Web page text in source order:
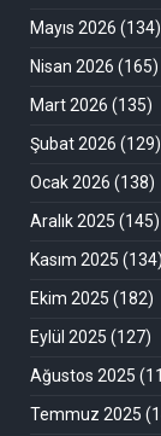
Mayıs 2026 (134)
Nisan 2026 (165)
Mart 2026 (135)
Şubat 2026 (129)
Ocak 2026 (138)
Aralık 2025 (145)
Kasım 2025 (134)
Ekim 2025 (182)
Eylül 2025 (127)
Ağustos 2025
Temmuz 2025